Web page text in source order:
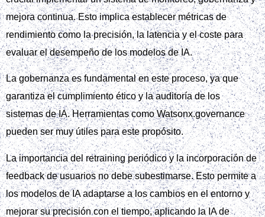
mejora continua. Esto implica establecer métricas de
rendimiento como la precisión, la latencia y el coste para
evaluar el desempeño de los modelos de IA.
La gobernanza es fundamental en este proceso, ya que
garantiza el cumplimiento ético y la auditoría de los
sistemas de IA. Herramientas como Watsonx.governance
pueden ser muy útiles para este propósito.
La importancia del retraining periódico y la incorporación de
feedback de usuarios no debe subestimarse. Esto permite a
los modelos de IA adaptarse a los cambios en el entorno y
mejorar su precisión con el tiempo, aplicando la IA de